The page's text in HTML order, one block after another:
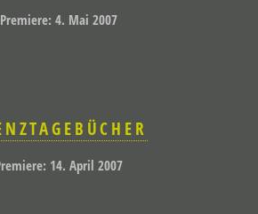
Premiere: 4. Mai 2007
14. April 2007